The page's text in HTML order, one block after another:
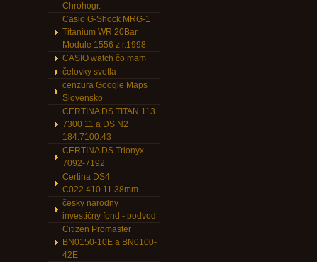
Chrohogr.
Casio G-Shock MRG-1
Titanium WR 20Bar
Module 1556 z r.1998
CASIO watch čo mam
čelovky svetla
cenzura Google Maps
Slovensko
CERTINA DS TITAN 113
7300 11 a DS N2
184.7100.43
CERTINA DS Trionyx
7092-7192
Certina DS4
C022.410.11 38mm
česky narodny
investičny fond - podvod
Citizen Promaster
BN0150-10E a BN0100-
42E